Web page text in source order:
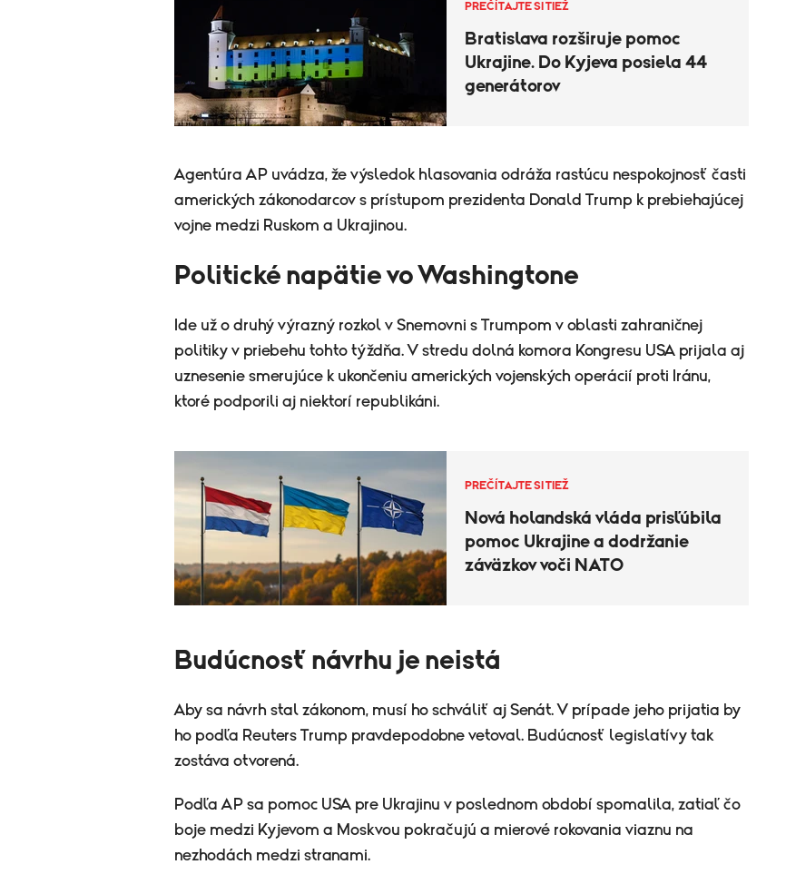
PREČÍTAJTE SI TIEŽ
Bratislava rozširuje pomoc
Ukrajine. Do Kyjeva posiela 44
generátorov
Agentúra AP uvádza, že výsledok hlasovania odráža rastúcu nespokojnosť časti
amerických zákonodarcov s prístupom prezidenta Donald Trump k prebiehajúcej
vojne medzi Ruskom a Ukrajinou.
Politické napätie vo Washingtone
Ide už o druhý výrazný rozkol v Snemovni s Trumpom v oblasti zahraničnej
politiky v priebehu tohto týždňa. V stredu dolná komora Kongresu USA prijala aj
uznesenie smerujúce k ukončeniu amerických vojenských operácií proti Iránu,
ktoré podporili aj niektorí republikáni.
PREČÍTAJTE SI TIEŽ
Nová holandská vláda prisľúbila
pomoc Ukrajine a dodržanie
záväzkov voči NATO
Budúcnosť návrhu je neistá
Aby sa návrh stal zákonom, musí ho schváliť aj Senát. V prípade jeho prijatia by
ho podľa Reuters Trump pravdepodobne vetoval. Budúcnosť legislatívy tak
zostáva otvorená.
Podľa AP sa pomoc USA pre Ukrajinu v poslednom období spomalila, zatiaľ čo
boje medzi Kyjevom a Moskvou pokračujú a mierové rokovania viaznu na
nezhodách medzi stranami.